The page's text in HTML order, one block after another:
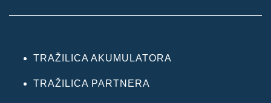
TRAŽILICA AKUMULATORA
TRAŽILICA PARTNERA